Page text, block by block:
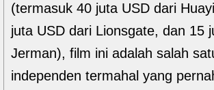
(termasuk 40 juta USD dari
juta USD dari Lionsgate, dan 15
Jerman), film ini adalah salah
independen termahal yang